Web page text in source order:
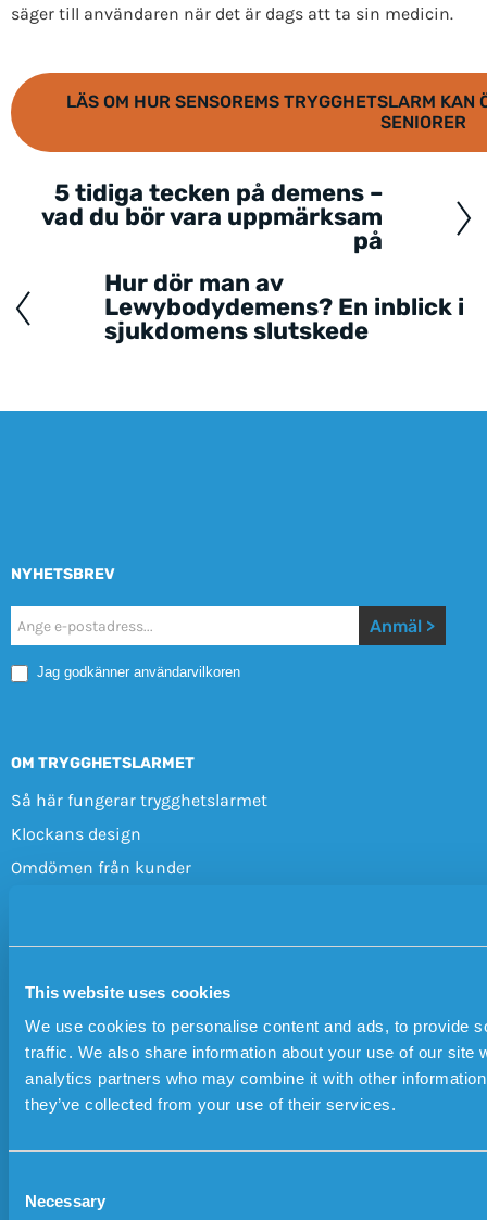
This website uses cookies
We use cookies to personalise content and ads, to provide
traffic. We also share information about your use of our site
analytics partners who may combine it with other
they’ve collected from your use of their services.
Necessary
säger till användaren när det är dags att ta sin medicin.
LÄS OM HUR SENSOREMS TRYGGHETSLARM KAN
SENIORER
Posts
navigation
5 tidiga tecken på demens –
vad du bör vara uppmärksam
på
Hur dör man av
Lewybodydemens? En inblick i
sjukdomens slutskede
NYHETSBREV
Nyhetsbrev
Mobile
Anmäl >
Jag godkänner användarvilkoren
OM TRYGGHETSLARMET
Så här fungerar trygghetslarmet
Klockans design
Omdömen från kunder
ANVÄNDNINGSOMRÅDEN
GPS-klocka vid demens
Hjälpmedel vid stroke
GPS-larm för kommuner